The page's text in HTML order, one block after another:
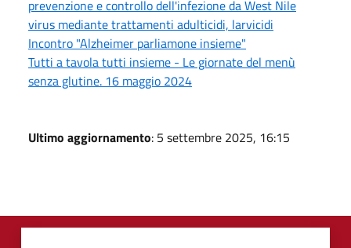
prevenzione e controllo dell'infezione da West Nile
virus mediante trattamenti adulticidi, larvicidi
Incontro "Alzheimer parliamone insieme"
Tutti a tavola tutti insieme - Le giornate del menù
senza glutine. 16 maggio 2024
Ultimo aggiornamento: 5 settembre 2025, 16:15